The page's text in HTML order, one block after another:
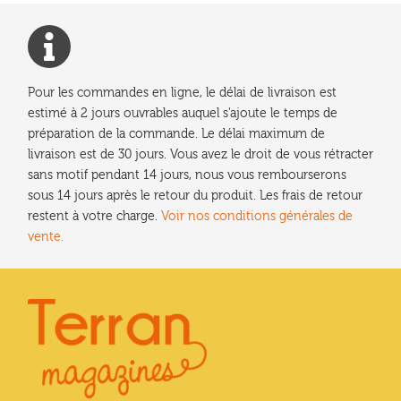
sur
la
page
du
produit
Pour les commandes en ligne, le délai de livraison est
estimé à 2 jours ouvrables auquel s'ajoute le temps de
préparation de la commande. Le délai maximum de
livraison est de 30 jours. Vous avez le droit de vous rétracter
sans motif pendant 14 jours, nous vous rembourserons
sous 14 jours après le retour du produit. Les frais de retour
restent à votre charge. Voir nos conditions générales de
vente.